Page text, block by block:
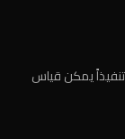
يمكن قياس